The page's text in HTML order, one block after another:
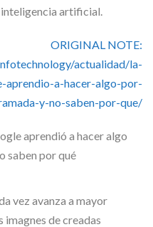
inteligencia artificial.
ORIGINAL NOTE:
actualidad/la-
a-hacer-algo-por-
y-no-saben-por-que/
vez avanza a mayor
imagnes de creadas